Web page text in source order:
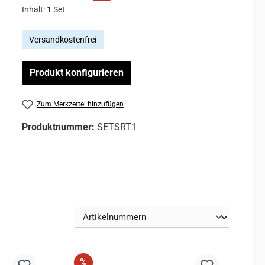
Inhalt: 1 Set
Versandkostenfrei
Produkt konfigurieren
Zum Merkzettel hinzufügen
Produktnummer: SETSRT1
%Rabatt